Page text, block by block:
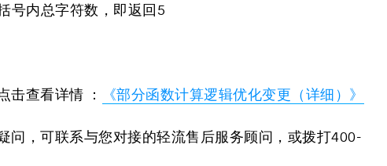
号内总字符数，即返回5
击查看详情 ： 《部分函数计算逻辑优化变更（详细）》
问，可联系与您对接的轻流售后服务顾问，或拨打400-